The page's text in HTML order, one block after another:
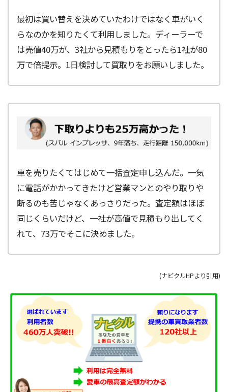
最初は買い替えを決めていたわけではなく車がいく
らなのかを知りたくて利用しました。ディーラーで
は売値40万が、3社から見積もりをとったら1社が80
万で倍提示。1日検討して買取りをお願いしました。
車を売りたくてはじめて一括査定申し込んだ。一気
に電話がかかってきたけど営業マンとのやり取りや
断るのも苦じゃなくあっさりだった。査定額はほぼ
同じくらいだけど、一社が高値で見積もり出してく
れて、73万でそこに決めました。
(ナビクルHPより引用)